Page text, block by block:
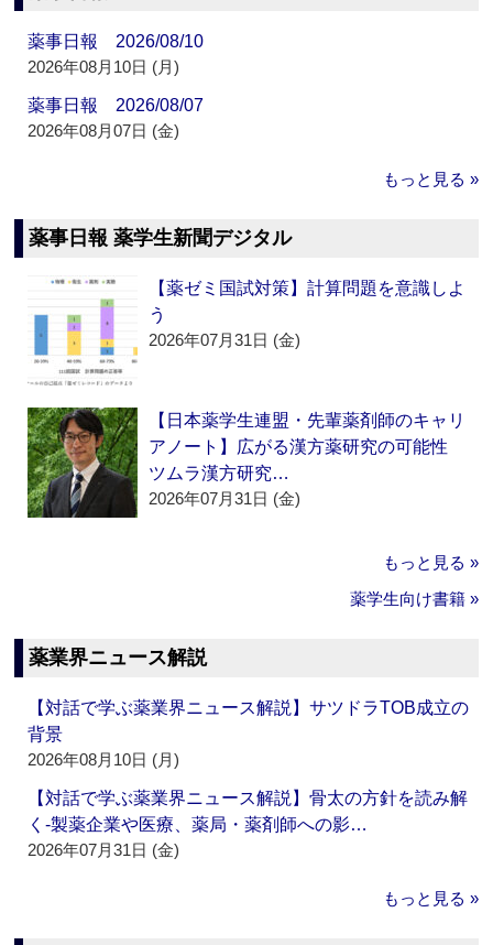
薬事日報 2026/08/10
2026年08月10日 (月)
薬事日報 2026/08/07
2026年08月07日 (金)
もっと見る »
薬事日報 薬学生新聞デジタル
【薬ゼミ国試対策】計算問題を意識しよ
う
2026年07月31日 (金)
【日本薬学生連盟・先輩薬剤師のキャリ
アノート】広がる漢方薬研究の可能性
ツムラ漢方研究…
2026年07月31日 (金)
もっと見る »
薬学生向け書籍 »
薬業界ニュース解説
【対話で学ぶ薬業界ニュース解説】サツドラTOB成立の
背景
2026年08月10日 (月)
【対話で学ぶ薬業界ニュース解説】骨太の方針を読み解
く‐製薬企業や医療、薬局・薬剤師への影…
2026年07月31日 (金)
もっと見る »